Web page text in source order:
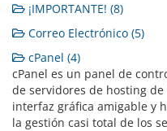
¡IMPORTANTE! (8)
Correo Electrónico (5)
cPanel (4)
cPanel es un panel de
de servidores de hosting
interfaz gráfica amigable y
la gestión casi total de los